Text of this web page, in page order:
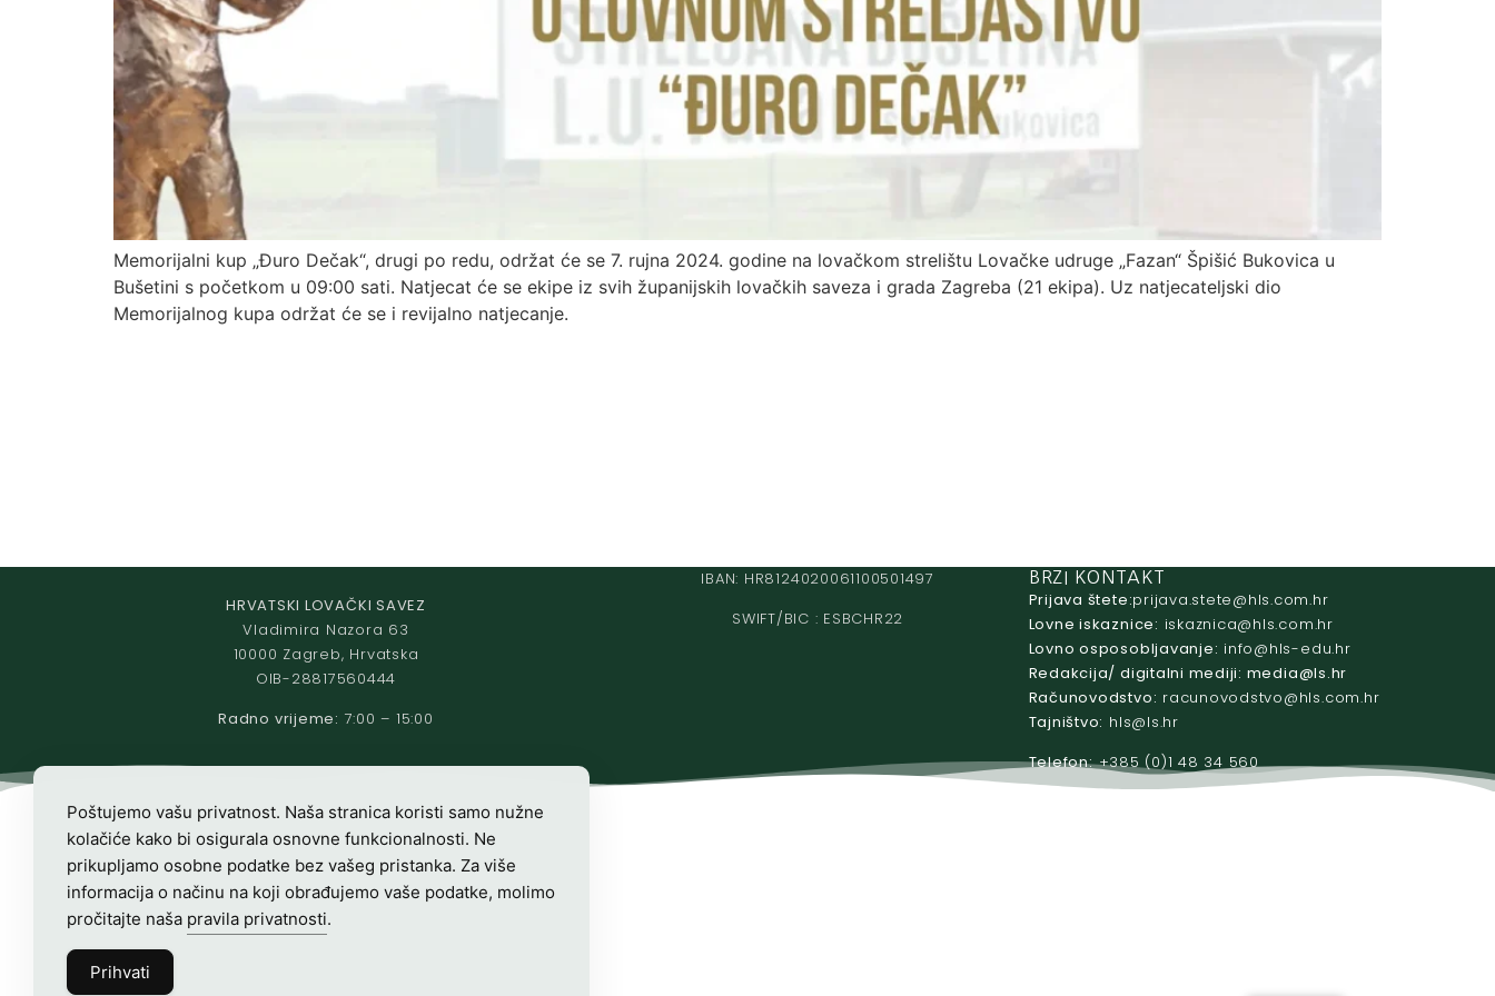
Memorijalni kup „Đuro Dečak“, drugi po redu, održat će se 7. rujna 2024. godine na lovačkom strelištu Lovačke udruge „Fazan“ Špišić Bukovica u
Bušetini s početkom u 09:00 sati. Natjecat će se ekipe iz svih županijskih lovačkih saveza i grada Zagreba (21 ekipa). Uz natjecateljski dio
Memorijalnog kupa održat će se i revijalno natjecanje.
HRVATSKI LOVAČKI SAVEZ
Vladimira Nazora 63
10000 Zagreb, Hrvatska
OIB-28817560444
Radno vrijeme: 7:00 – 15:00
IBAN: HR8124020061100501497
SWIFT/BIC : ESBCHR22
BRZI KONTAKT
Prijava štete: rh.moc.slh
@etets.avajirp
Lovne iskaznice:
rh.moc.slh
@acinzaksi
Lovno osposobljavanje:
rh.ude-slh
@ofni
Redakcija/ digitalni mediji:
rh.sl
@aidem
Računovodstvo:
rh.moc.slh
@ovtsdovonucar
Tajništvo:
rh.sl
@slh
Telefon: +385 (0)1 48 34 560
Poštujemo vašu privatnost. Naša stranica koristi samo nužne
kolačiće kako bi osigurala osnovne funkcionalnosti. Ne
prikupljamo osobne podatke bez vašeg pristanka. Za više
informacija o načinu na koji obrađujemo vaše podatke, molimo
pročitajte naša pravila privatnosti.
Prihvati